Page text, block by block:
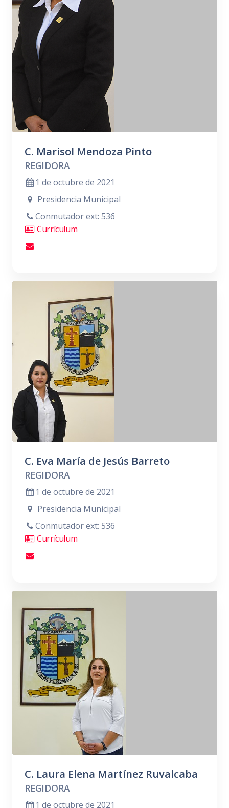
C. Marisol Mendoza Pinto
REGIDORA
1 de octubre de 2021
Presidencia Municipal
Conmutador ext: 536
Currículum
C. Eva María de Jesús Barreto
REGIDORA
1 de octubre de 2021
Presidencia Municipal
Conmutador ext: 536
Currículum
C. Laura Elena Martínez Ruvalcaba
REGIDORA
1 de octubre de 2021